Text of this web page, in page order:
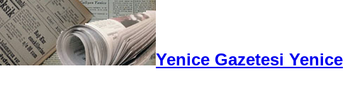
Yenice Gazetesi Yenice